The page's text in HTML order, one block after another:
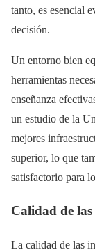
tanto, es esencial
decisión.
Un entorno bien
herramientas
enseñanza
un estudio de la
mejores
superior, lo que
satisfactorio para
Calidad de
La calidad de las